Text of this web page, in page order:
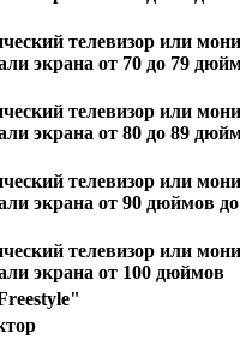
телевизор или
экрана от 70 до 79
телевизор или
экрана от 80 до 89
телевизор или
экрана от 90 дюймов
телевизор или
экрана от 100 дюймов